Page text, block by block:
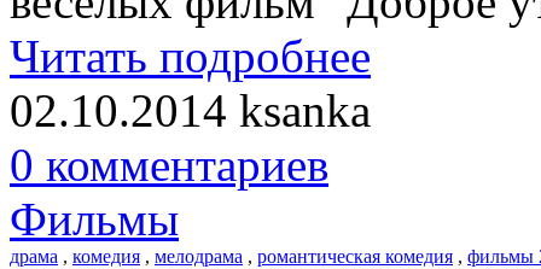
Читать подробнее
02.10.2014 ksanka
0 комментариев
Фильмы
драма , комедия , мелодрама , романтическая комедия , фильмы